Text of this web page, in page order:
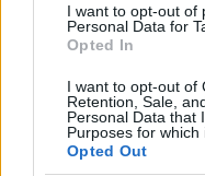
I want to opt-out of
Personal Data for
Opted In
I want to opt-out of
Retention, Sale,
Personal Data that
Purposes for which
Opted Out